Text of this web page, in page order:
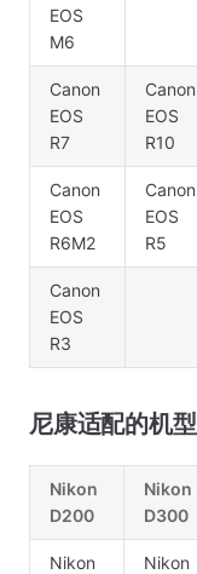
EOS
M6
Canon
EOS
R7
Canon
EOS
R10
Canon
EOS
R6M2
Canon
EOS
R5
Canon
EOS
R3
尼康适配的机型
Nikon
D200
Nikon
D300
Nikon
Nikon